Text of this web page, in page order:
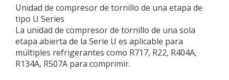
Unidad de compresor de tornillo de una etapa de
tipo U Series
La unidad de compresor de tornillo de una sola
etapa abierta de la Serie U es aplicable para
múltiples refrigerantes como R717, R22, R404A,
R134A, R507A para comprimir.